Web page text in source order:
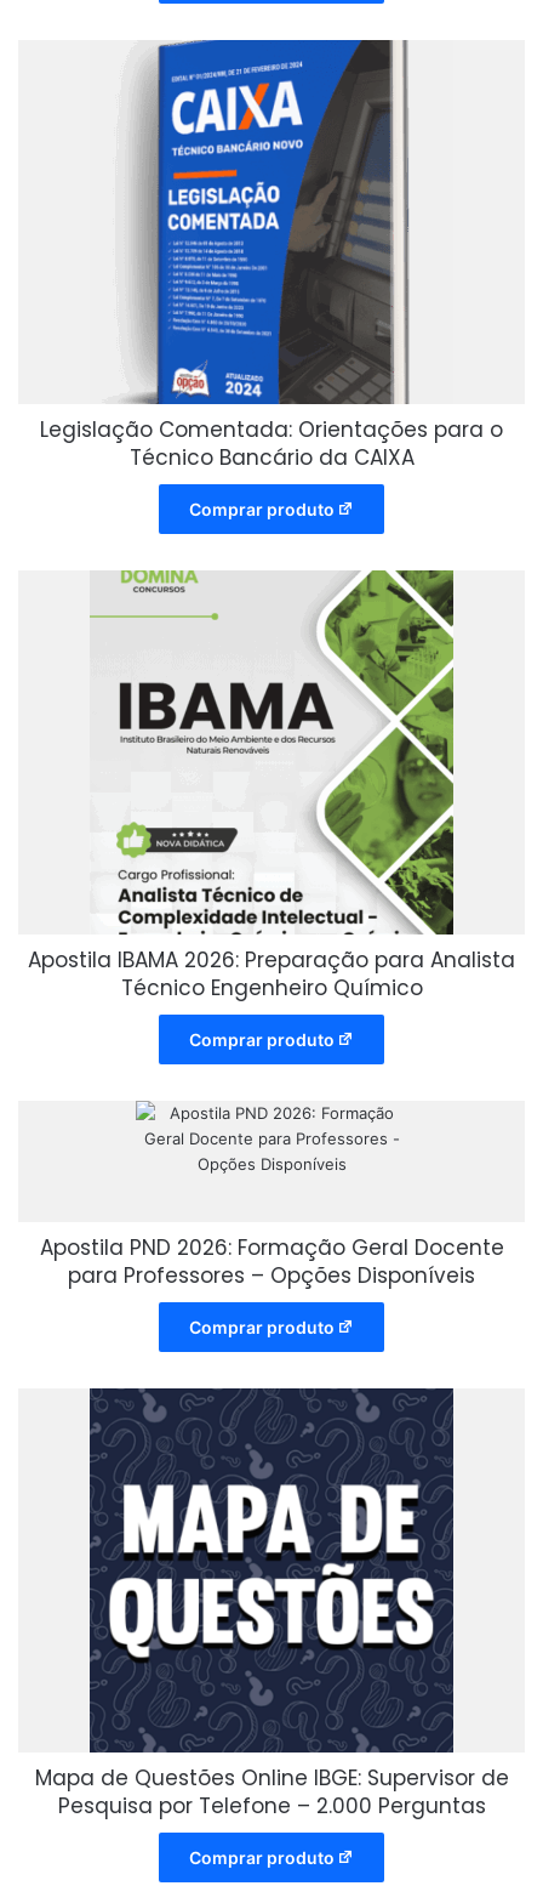
Legislação Comentada: Orientações para o
Técnico Bancário da CAIXA
Comprar produto
Apostila IBAMA 2026: Preparação para Analista
Técnico Engenheiro Químico
Comprar produto
Apostila PND 2026: Formação Geral Docente
para Professores – Opções Disponíveis
Comprar produto
Mapa de Questões Online IBGE: Supervisor de
Pesquisa por Telefone – 2.000 Perguntas
Comprar produto